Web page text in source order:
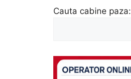
Cauta cabine paza: